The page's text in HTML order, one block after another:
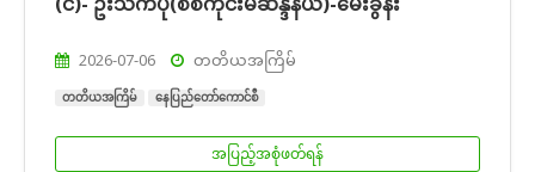
2026-07-06 တတိယအကြိမ်
တတိယအကြိမ် နေပြည်တော်ကောင်စီ
အပြည့်အစုံဖတ်ရန်